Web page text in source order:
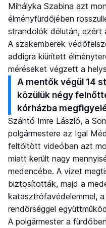
Mihályka Szabina azt
élményfürdőjében
strandolók délután,
A szakemberek
addigra kiürített
méréseket végzett a
A mentők végül 14
közülük négy
kórházba
Szántó Imre László, a
polgármestere az Igal
feltöltött videóban azt
miatt került nagy
medencébe. A vizet
biztosították, majd a
katasztrófavédelemmel,
rendőrséggel
A polgármester a